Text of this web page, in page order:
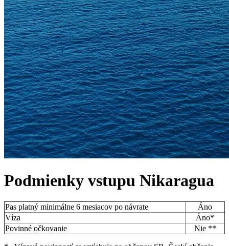
Podmienky vstupu Nikaragua
Pas platný minimálne 6 mesiacov po návrate
Áno
Víza
Áno*
Povinné očkovanie
Nie **